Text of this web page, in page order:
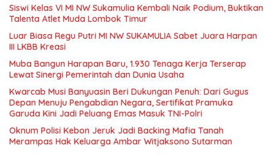
Siswi Kelas VI MI NW Sukamulia Kembali Naik Podium, Buktikan
Talenta Atlet Muda Lombok Timur
Luar Biasa Regu Putri MI NW SUKAMULIA Sabet Juara Harpan
III LKBB Kreasi
Muba Bangun Harapan Baru, 1.930 Tenaga Kerja Terserap
Lewat Sinergi Pemerintah dan Dunia Usaha
Kwarcab Musi Banyuasin Beri Dukungan Penuh: Dari Gugus
Depan Menuju Pengabdian Negara, Sertifikat Pramuka
Garuda Kini Jadi Peluang Emas Masuk TNI-Polri
Oknum Polisi Kebon Jeruk Jadi Backing Mafia Tanah
Merampas Hak Keluarga Ambar Witjaksono Sutarman